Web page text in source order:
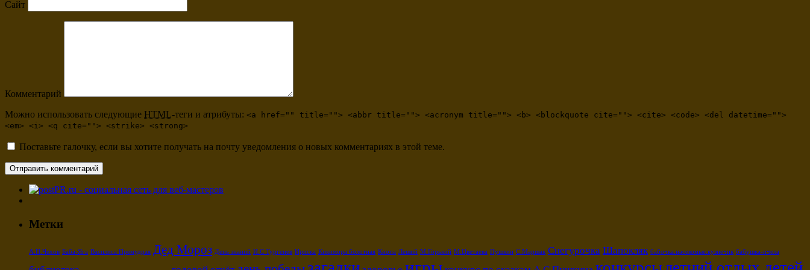
Сайт
Комментарий
Можно использовать следующие HTML-теги и атрибуты: <a href="" title=""> <abbr title=""> <acronym title=""> <b> <blockquote cite=""> <cite> <code> <del datetime="">
<em> <i> <q cite=""> <strike> <strong>
Поставьте галочку, если вы хотите получать на почту уведомления о новых комментариях в этой теме.
Метки
А.П.Чехов Баба-Яга Василиса Премудрая Дед Мороз День знаний И.С Тургенев Ириска Кикимора болотная Кнопа Леший М.Горький М.Цветаева Пушкин С.Маршак Снегурочка Шапокляк бабочка.насекомые.кузнечик бабушка-пчела